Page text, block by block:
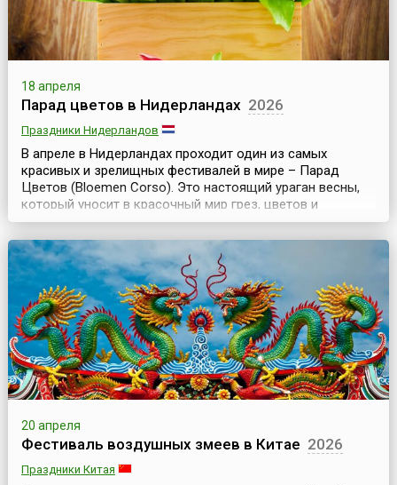
18 апреля
Парад цветов в Нидерландах 2026
Праздники Нидерландов
В апреле в Нидерландах проходит один из самых
красивых и зрелищных фестивалей в мире – Парад
Цветов (Bloemen Corso). Это настоящий ураган весны,
который уносит в красочный мир грез, цветов и
солнца.Весь праздник цветов длится 5 дней, но главное
мероприятие – парад проходит в субботу. По традиции,
цветочное шествие, начинающееся в 9 утра в
Нордвейке, представляет собой большую праздничную
колон...
20 апреля
Фестиваль воздушных змеев в Китае 2026
Праздники Китая